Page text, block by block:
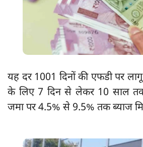
यह दर 1001 दिनों की एफडी पर
के लिए 7 दिन से लेकर 10 साल तक
जमा पर 4.5% से 9.5% तक ब्याज